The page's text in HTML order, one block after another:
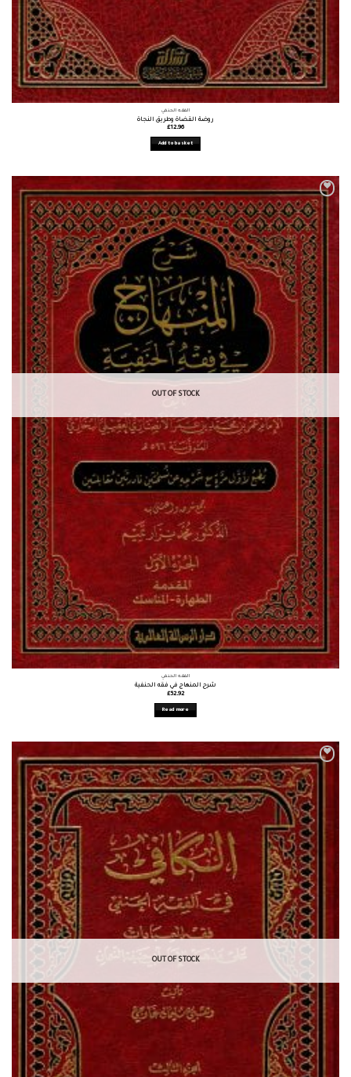
الفقه الحنفي
روضة القضاة وطريق النجاة
£12.96
Add to basket
OUT OF STOCK
الفقه الحنفي
شرح المنهاج في فقه الحنفية
£52.92
Read more
OUT OF STOCK